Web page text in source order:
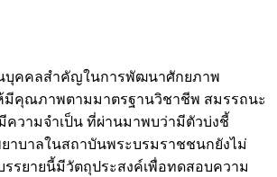
นบุคคลสำคัญในการพัฒนาศักยภาพ
มีคุณภาพตามมาตรฐานวิชาชีพ สมรรถนะ
ความจำเป็น ที่ผ่านมาพบว่ามีตัวบ่งชี้
าบาลในสถาบันพระบรมราชชนกยังไม่
รรยายนี้มีวัตถุประสงค์เพื่อทดสอบความ